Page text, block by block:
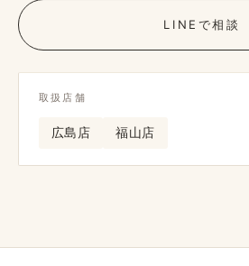
取扱店舗
広島店 福山店
LINEで​相談